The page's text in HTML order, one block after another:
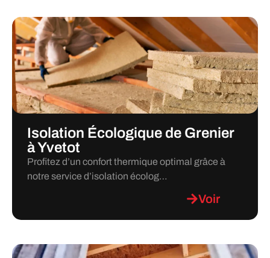
Isolation Écologique de Grenier
à Yvetot
Profitez d’un confort thermique optimal grâce à
notre service d’isolation écolog…
Voir